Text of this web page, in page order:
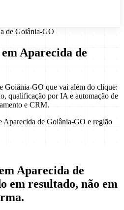
de Goiânia-GO
em Aparecida de
Goiânia-GO que vai além do clique:
qualificação por IA e automação de
e CRM.
Aparecida de Goiânia-GO e região
Aparecida de
em resultado, não em